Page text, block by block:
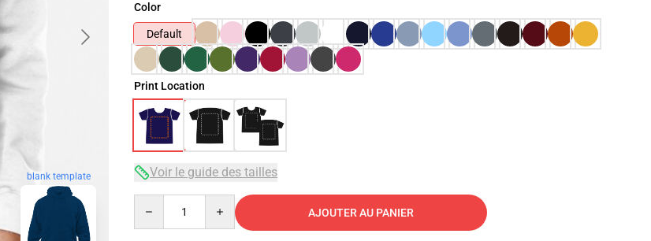
blank template
Color
Default
Print Location
Voir le guide des tailles
AJOUTER AU PANIER